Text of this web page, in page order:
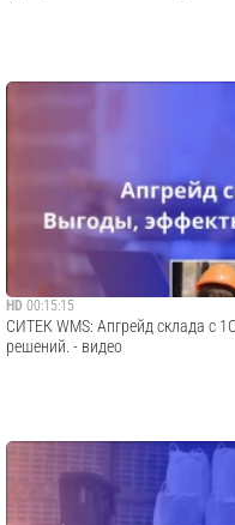
HD 00:15:15
СИТЕК WMS: Апгрейд склада с
решений. - видео